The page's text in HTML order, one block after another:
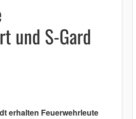
und S-Gard
erhalten Feuerwehrleute